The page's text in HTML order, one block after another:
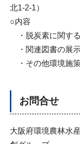
北1-2-1）
○内容
・脱炭素に関す
・関連図書の展
・その他環境施
お問合せ
大阪府環境農林水